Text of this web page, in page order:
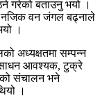
गरेको बताउनु भयो ।
नजिक वन जंगल बढ्नाले
।
अध्यक्षतमा सम्पन्न
साधन आवश्यक, टुक्रे
संचालन भने
।